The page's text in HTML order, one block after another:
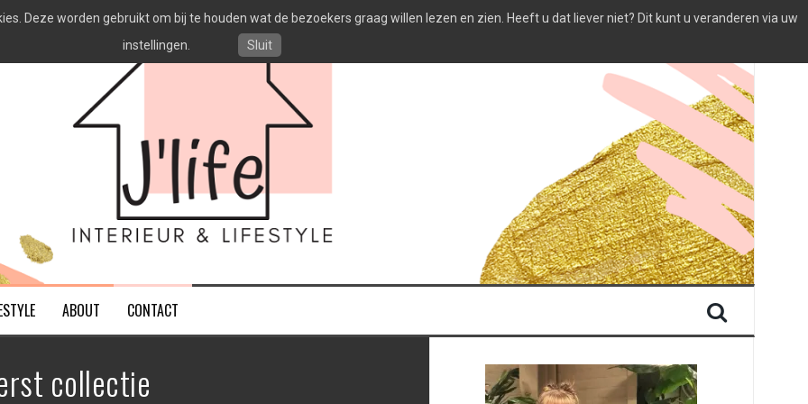
ABOUT CONTACT
collectie
Deze worden gebruikt om bij te houden wat de bezoekers graag willen lezen en zien. Heeft u dat liever niet? Dit kunt u veranderen via uw
instellingen.
Sluit